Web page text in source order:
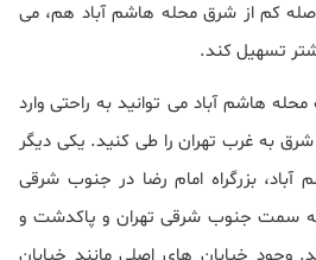
کم از شرق محله هاشم آباد هم، می
تسهیل کند.
هاشم آباد می توانید به راحتی وارد
شرق به غرب تهران را طی کنید. یکی دیگر
بزرگراه امام رضا در جنوب شرقی
سمت جنوب شرقی تهران و پاکدشت و